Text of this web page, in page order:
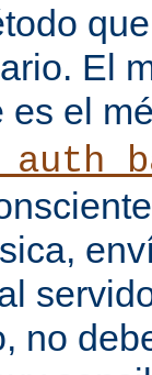
El
es el
no